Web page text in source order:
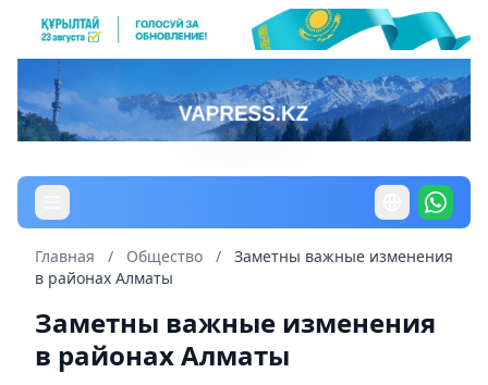
Главная / Общество /
Заметны важные изменения
в районах Алматы
Заметны важные изменения
в районах Алматы